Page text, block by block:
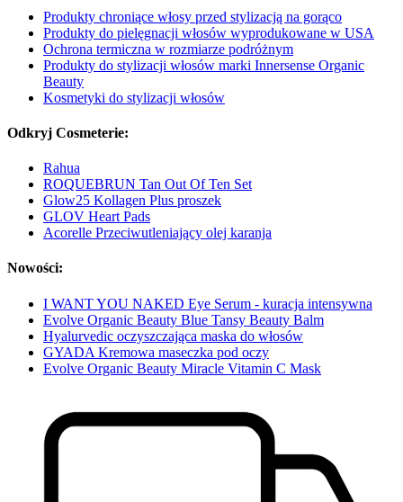
Produkty chroniące włosy przed stylizacją na gorąco
Produkty do pielęgnacji włosów wyprodukowane w USA
Ochrona termiczna w rozmiarze podróżnym
Produkty do stylizacji włosów marki Innersense Organic
Beauty
Kosmetyki do stylizacji włosów
Odkryj Cosmeterie:
Rahua
ROQUEBRUN Tan Out Of Ten Set
Glow25 Kollagen Plus proszek
GLOV Heart Pads
Acorelle Przeciwutleniający olej karanja
Nowości:
I WANT YOU NAKED Eye Serum - kuracja intensywna
Evolve Organic Beauty Blue Tansy Beauty Balm
Hyalurvedic oczyszczająca maska do włosów
GYADA Kremowa maseczka pod oczy
Evolve Organic Beauty Miracle Vitamin C Mask